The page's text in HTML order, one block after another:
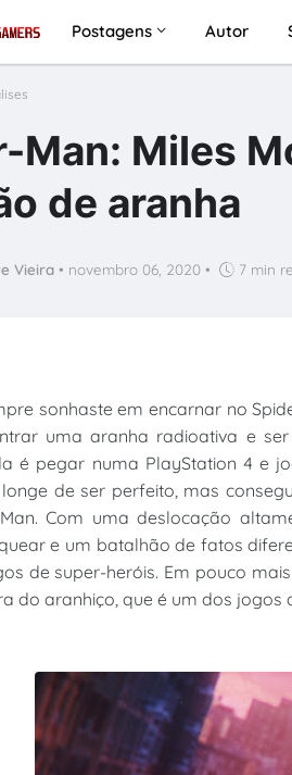
Postagens Autor
Man: Miles
de aranha
Vieira • novembro 06, 2020 • 7 min
sonhaste em encarnar no
uma aranha radioativa e
é pegar numa PlayStation 4 e
de ser perfeito, mas
Com uma deslocação
e um batalhão de fatos
de super-heróis. Em pouco
do aranhiço, que é um dos jogos